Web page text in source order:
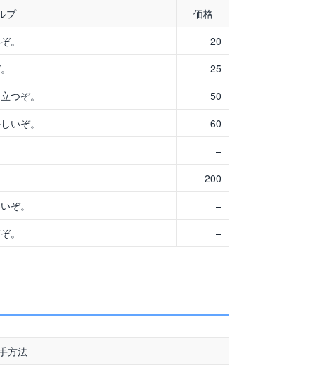
プ
価格
。
20
25
つぞ。
50
いぞ。
60
–
200
ぞ。
–
。 –
方法